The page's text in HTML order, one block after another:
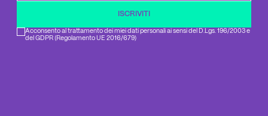
ISCRIVITI
Acconsento al trattamento dei miei dati personali ai sensi del D.Lgs. 196/2003 e
del GDPR (Regolamento UE 2016/679)